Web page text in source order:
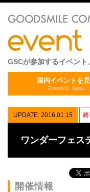
GSCが参加するイベン
国内イベントを
Events in Japan
UPDATE: 2016.01.15 終
ワンダーフェス
開催情報